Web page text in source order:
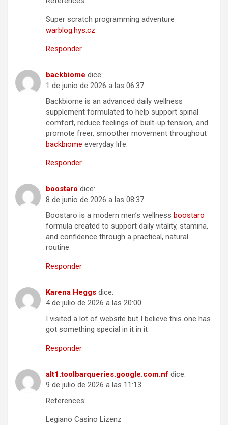
Super scratch programming adventure
warblog.hys.cz
Responder
backbiome dice:
1 de junio de 2026 a las 06:37
Backbiome is an advanced daily wellness
supplement formulated to help support spinal
comfort, reduce feelings of built-up tension, and
promote freer, smoother movement throughout
backbiome everyday life.
Responder
boostaro dice:
8 de junio de 2026 a las 08:37
Boostaro is a modern men’s wellness boostaro
formula created to support daily vitality, stamina,
and confidence through a practical, natural
routine.
Responder
Karena Heggs dice:
4 de julio de 2026 a las 20:00
I visited a lot of website but I believe this one has
got something special in it in it
Responder
alt1.toolbarqueries.google.com.nf dice:
9 de julio de 2026 a las 11:13
References:
Legiano Casino Lizenz